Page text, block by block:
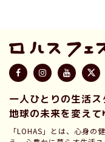
一人ひとりの生活ス
地球の未来を変えて
「LOHAS」とは、心身